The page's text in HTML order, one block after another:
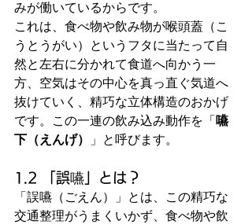
みが働いているからです。
これは、食べ物や飲み物が喉頭蓋（こ
うとうがい）というフタに当たって自
然と左右に分かれて食道へ向かう一
方、空気はその中心を真っ直ぐ気道へ
抜けていく、精巧な立体構造のおかげ
です。この一連の飲み込み動作を「 嚥
下（えんげ）
」と呼びます。
1.2 「誤嚥」とは？
「誤嚥（ごえん）」とは、この精巧な
交通整理がうまくいかず、食べ物や飲